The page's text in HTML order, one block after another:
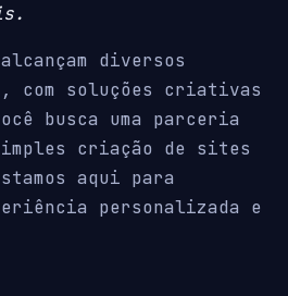
diversos
com soluções criativas
busca uma parceria
criação de sites
aqui para
personalizada e